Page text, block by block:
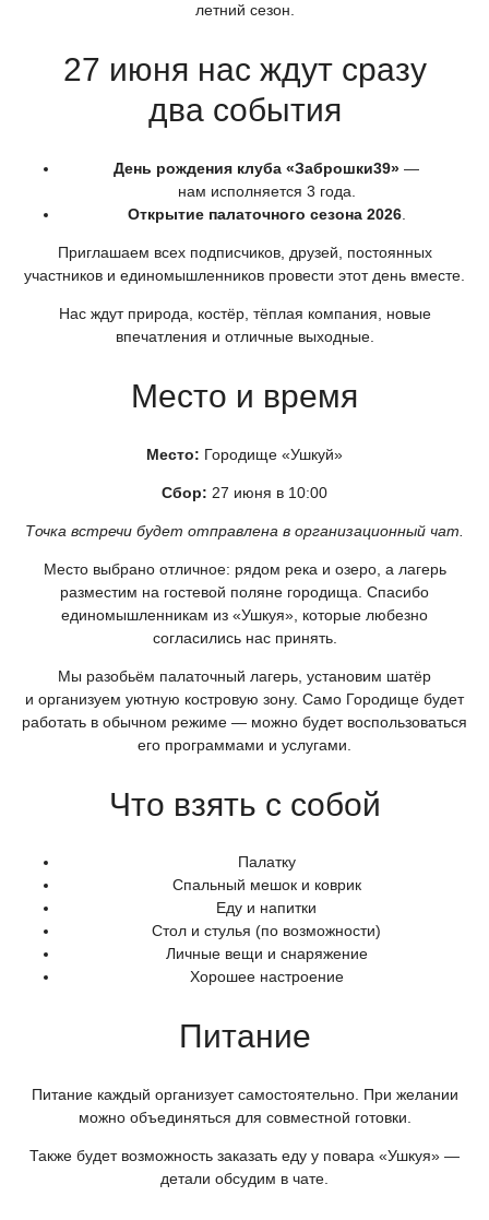
летний сезон.
27 июня нас ждут сразу
два события
День рождения клуба «Заброшки39» —
нам исполняется 3 года.
Открытие палаточного сезона 2026.
Приглашаем всех подписчиков, друзей, постоянных
участников и единомышленников провести этот день вместе.
Нас ждут природа, костёр, тёплая компания, новые
впечатления и отличные выходные.
Место и время
Место: Городище «Ушкуй»
Сбор: 27 июня в 10:00
Точка встречи будет отправлена в организационный чат.
Место выбрано отличное: рядом река и озеро, а лагерь
разместим на гостевой поляне городища. Спасибо
единомышленникам из «Ушкуя», которые любезно
согласились нас принять.
Мы разобьём палаточный лагерь, установим шатёр
и организуем уютную костровую зону. Само Городище будет
работать в обычном режиме — можно будет воспользоваться
его программами и услугами.
Что взять с собой
Палатку
Спальный мешок и коврик
Еду и напитки
Стол и стулья (по возможности)
Личные вещи и снаряжение
Хорошее настроение
Питание
Питание каждый организует самостоятельно. При желании
можно объединяться для совместной готовки.
Также будет возможность заказать еду у повара «Ушкуя» —
детали обсудим в чате.